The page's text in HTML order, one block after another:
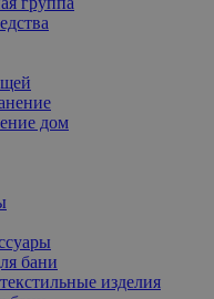
дом
бани
изделия